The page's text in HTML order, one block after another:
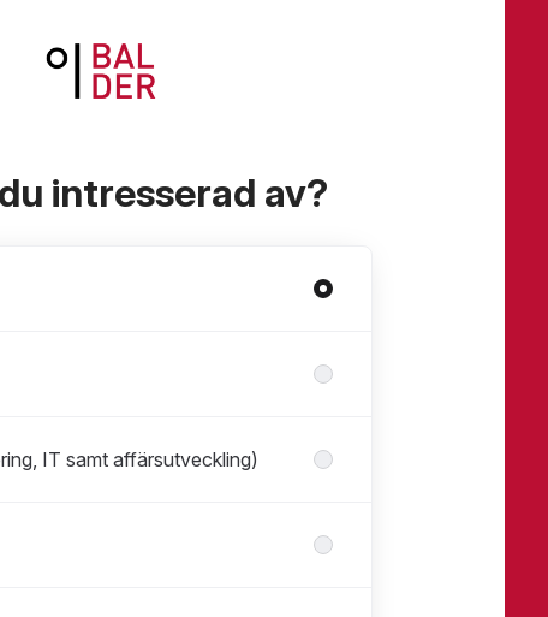
intresserad av?
IT samt affärsutveckling)